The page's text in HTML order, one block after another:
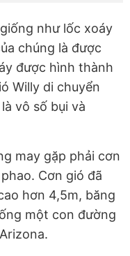
như lốc xoáy
chúng là được
được hình thành
Willy di chuyển
vô số bụi và
may gặp phải cơn
Cơn gió đã
hơn 4,5m, băng
một con đường